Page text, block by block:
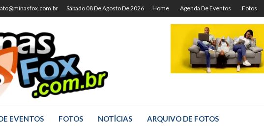
Sábado 08 De Agosto De 2026 Home Agenda De Eventos Fotos
EVENTOS FOTOS NOTÍCIAS ARQUIVO DE FOTOS